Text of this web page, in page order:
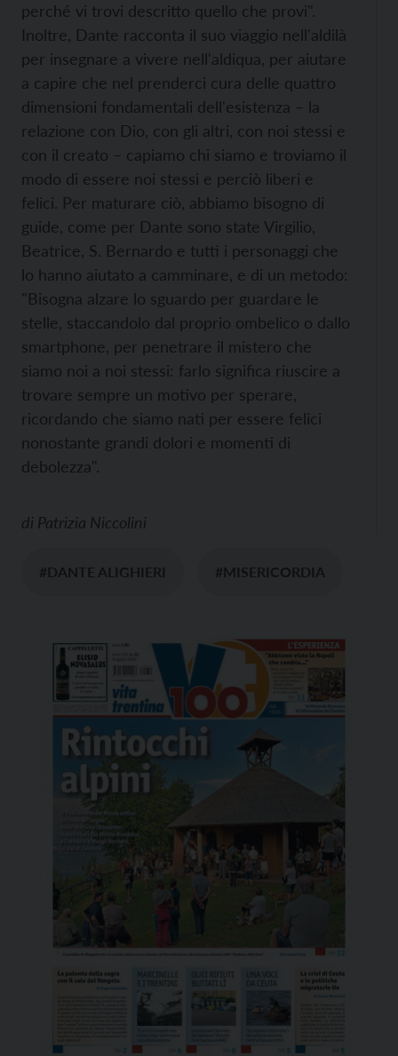
perché vi trovi descritto quello che provi".
Inoltre, Dante racconta il suo viaggio nell'aldilà
per insegnare a vivere nell'aldiqua, per aiutare
a capire che nel prenderci cura delle quattro
dimensioni fondamentali dell'esistenza – la
relazione con Dio, con gli altri, con noi stessi e
con il creato – capiamo chi siamo e troviamo il
modo di essere noi stessi e perciò liberi e
felici. Per maturare ciò, abbiamo bisogno di
guide, come per Dante sono state Virgilio,
Beatrice, S. Bernardo e tutti i personaggi che
lo hanno aiutato a camminare, e di un metodo:
"Bisogna alzare lo sguardo per guardare le
stelle, staccandolo dal proprio ombelico o dallo
smartphone, per penetrare il mistero che
siamo noi a noi stessi: farlo significa riuscire a
trovare sempre un motivo per sperare,
ricordando che siamo nati per essere felici
nonostante grandi dolori e momenti di
debolezza".
di Patrizia Niccolini
#DANTE ALIGHIERI #MISERICORDIA